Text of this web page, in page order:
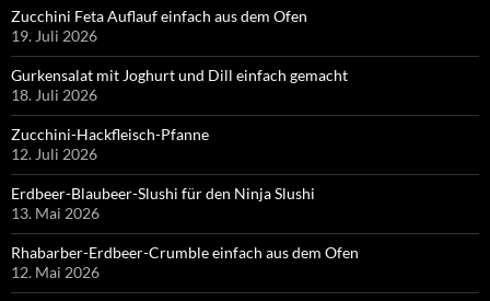
Zucchini Feta Auflauf einfach aus dem Ofen
19. Juli 2026
Gurkensalat mit Joghurt und Dill einfach gemacht
18. Juli 2026
Zucchini-Hackfleisch-Pfanne
12. Juli 2026
Erdbeer-Blaubeer-Slushi für den Ninja Slushi
13. Mai 2026
Rhabarber-Erdbeer-Crumble einfach aus dem Ofen
12. Mai 2026